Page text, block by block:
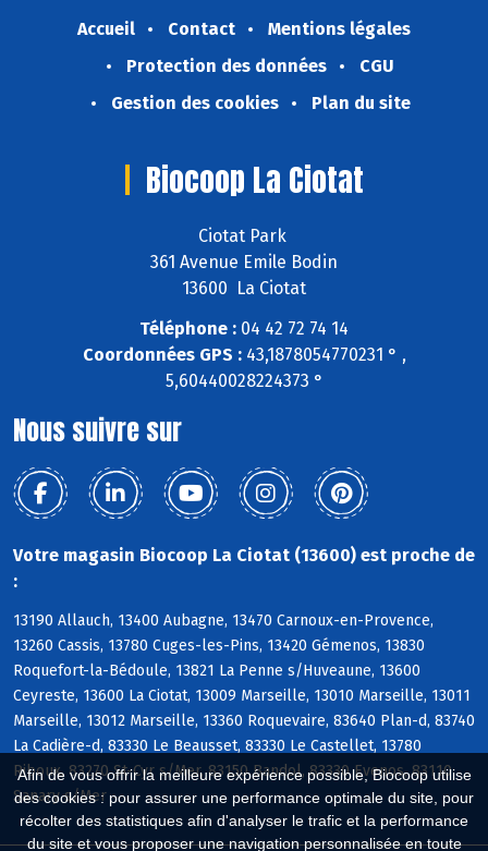
Afin de vous offrir la meilleure expérience possible, Biocoop utilise
des cookies : pour assurer une performance optimale du site, pour
récolter des statistiques afin d'analyser le trafic et la performance
du site et vous proposer une navigation personnalisée en toute
Accueil Contact
Mentions légales
Protection des données
CGU
Gestion des cookies
Plan du site
Biocoop La Ciotat
Ciotat Park
361 Avenue Emile Bodin
13600 La Ciotat
Téléphone : 04 42 72 74 14
Coordonnées GPS :43,1878054770231 ° ,
5,60440028224373 °
Nous suivre sur
Votre magasin Biocoop La Ciotat (13600) est proche de
:
13190 Allauch, 13400 Aubagne, 13470 Carnoux-en-Provence,
13260 Cassis, 13780 Cuges-les-Pins, 13420 Gémenos, 13830
Roquefort-la-Bédoule, 13821 La Penne s/Huveaune, 13600
Ceyreste, 13600 La Ciotat, 13009 Marseille, 13010 Marseille, 13011
Marseille, 13012 Marseille, 13360 Roquevaire, 83640 Plan-d, 83740
La Cadière-d, 83330 Le Beausset, 83330 Le Castellet, 13780
Riboux, 83270 St-Cyr s/Mer, 83150 Bandol, 83330 Evenos, 83110
Sanary s/Mer